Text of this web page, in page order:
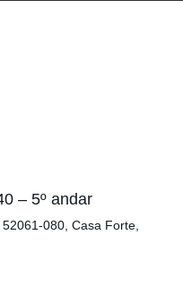
– 5º andar
080, Casa Forte,